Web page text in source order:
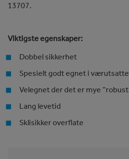
13707.
Viktigste egenskaper:
Dobbel sikkerhet
Spesielt godt egnet i
Velegnet der det er mye
Lang levetid
Sklisikker overflate